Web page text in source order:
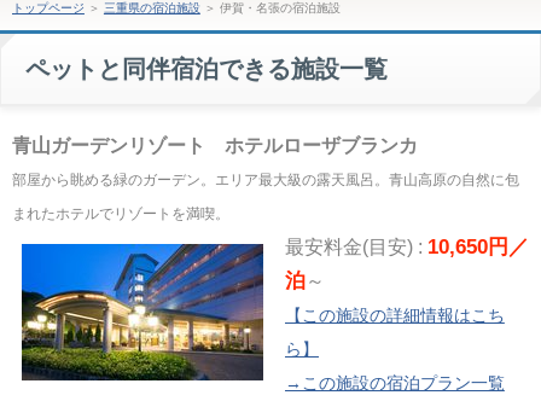
トップページ ＞ 三重県の宿泊施設＞ 伊賀・名張の宿泊施設
ペットと同伴宿泊できる施設一覧
青山ガーデンリゾート ホテルローザブランカ
部屋から眺める緑のガーデン。エリア最大級の露天風呂。青山高原の自然に包
まれたホテルでリゾートを満喫。
最安料金(目安) : 10,650円／
泊～
【この施設の詳細情報はこち
ら】
→この施設の宿泊プラン一覧